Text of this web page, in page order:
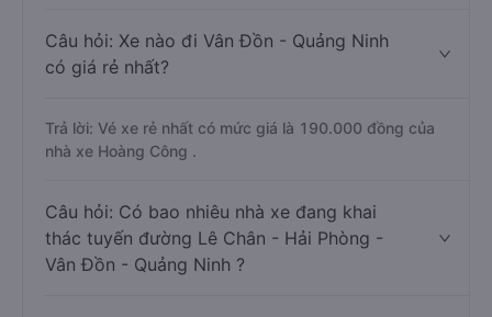
Câu hỏi: Xe nào đi Vân Đồn - Quảng Ninh
có giá rẻ nhất?
Trả lời: Vé xe rẻ nhất có mức giá là 190.000 đồng của
nhà xe Hoàng Công .
Câu hỏi: Có bao nhiêu nhà xe đang khai
thác tuyến đường Lê Chân - Hải Phòng -
Vân Đồn - Quảng Ninh ?